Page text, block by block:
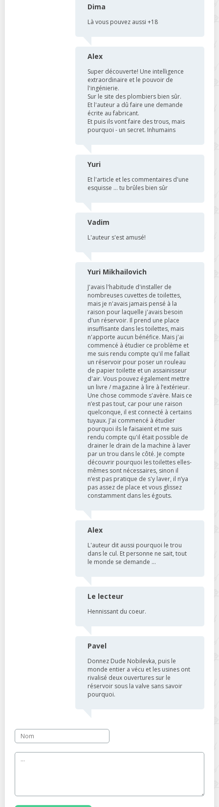
Dima
Là vous pouvez aussi +18
Alex
Super découverte! Une intelligence
extraordinaire et le pouvoir de
l'ingénierie.
Sur le site des plombiers bien sûr.
Et l'auteur a dû faire une demande
écrite au fabricant.
Et puis ils vont faire des trous, mais
pourquoi - un secret. Inhumains
Yuri
Et l'article et les commentaires d'une
esquisse ... tu brûles bien sûr
Vadim
L'auteur s'est amusé!
Yuri Mikhailovich
J'avais l'habitude d'installer de
nombreuses cuvettes de toilettes,
mais je n'avais jamais pensé à la
raison pour laquelle j'avais besoin
d'un réservoir. Il prend une place
insuffisante dans les toilettes, mais
n'apporte aucun bénéfice. Mais j'ai
commencé à étudier ce problème et
me suis rendu compte qu'il me fallait
un réservoir pour poser un rouleau
de papier toilette et un assainisseur
d'air. Vous pouvez également mettre
un livre / magazine à lire à l’extérieur.
Une chose commode s'avère. Mais ce
n’est pas tout, car pour une raison
quelconque, il est connecté à certains
tuyaux. J'ai commencé à étudier
pourquoi ils le faisaient et me suis
rendu compte qu'il était possible de
drainer le drain de la machine à laver
par un trou dans le côté. Je compte
découvrir pourquoi les toilettes elles-
mêmes sont nécessaires, sinon il
n’est pas pratique de s'y laver, il n’ya
pas assez de place et vous glissez
constamment dans les égouts.
Alex
L'auteur dit aussi pourquoi le trou
dans le cul. Et personne ne sait, tout
le monde se demande ...
Le lecteur
Hennissant du coeur.
Pavel
Donnez Dude Nobilevka, puis le
monde entier a vécu et les usines ont
rivalisé deux ouvertures sur le
réservoir sous la valve sans savoir
pourquoi.